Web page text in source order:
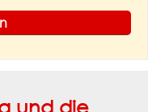
und die